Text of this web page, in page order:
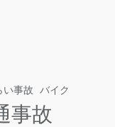
い事故 バイク
事故